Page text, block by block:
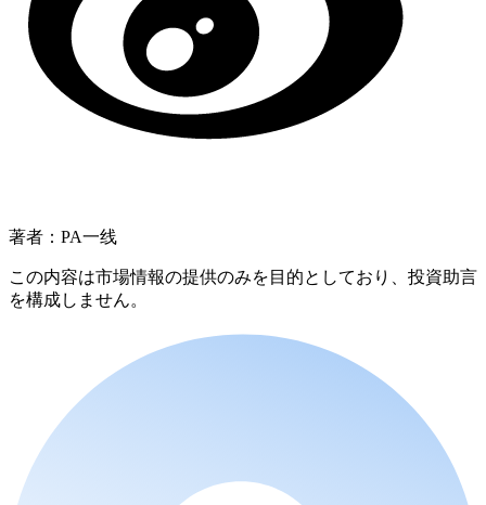
著者：PA一线
この内容は市場情報の提供のみを目的としており、投資助言
を構成しません。